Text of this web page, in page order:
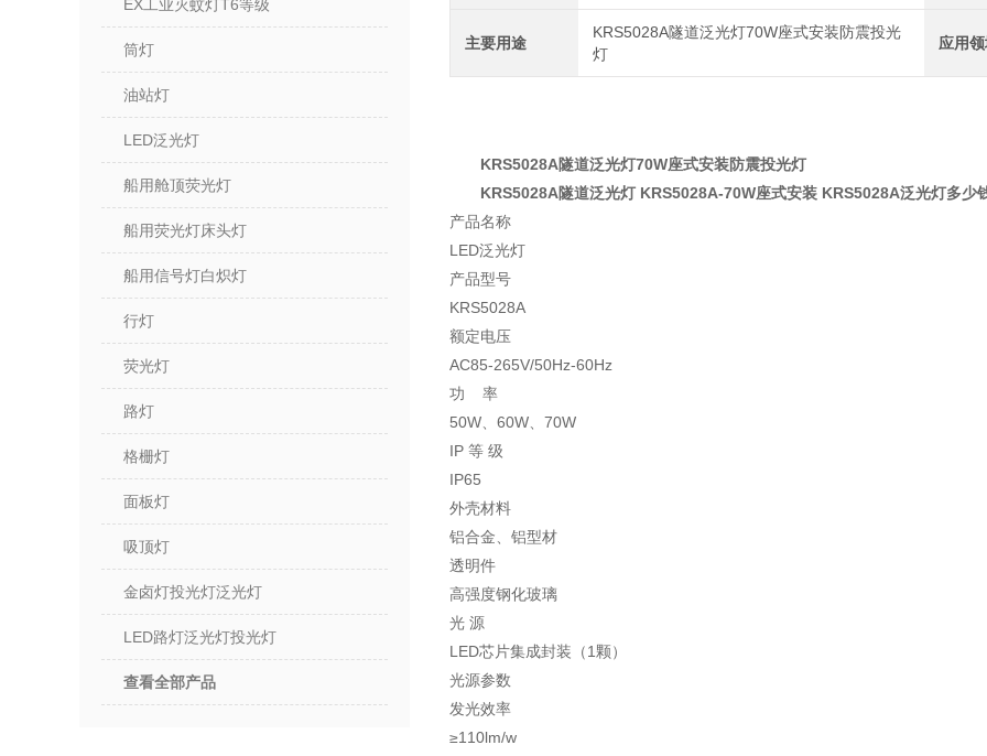
EX工业灭蚊灯T6等级
筒灯
油站灯
LED泛光灯
船用舱顶荧光灯
船用荧光灯床头灯
船用信号灯白炽灯
行灯
荧光灯
路灯
格栅灯
面板灯
吸顶灯
金卤灯投光灯泛光灯
LED路灯泛光灯投光灯
查看全部产品
主要用途
KRS5028A隧道泛光灯70W座式安装防震投光
灯
应用
KRS5028A隧道泛光灯70W座式安装防震投光灯
KRS5028A隧道泛光灯 KRS5028A-70W座式安装 KRS5028A泛光灯多少
产品名称
LED泛光灯
产品型号
KRS5028A
额定电压
AC85-265V/50Hz-60Hz
功 率
50W、60W、70W
IP 等 级
IP65
外壳材料
铝合金、铝型材
透明件
高强度钢化玻璃
光 源
LED芯片集成封装（1颗）
光源参数
发光效率
≥110lm/w